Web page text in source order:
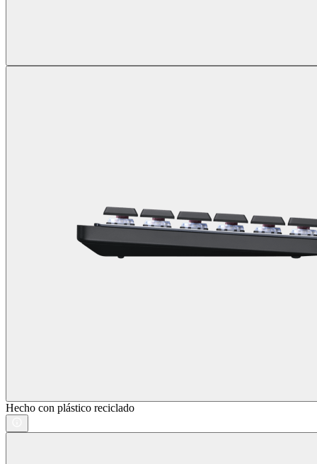
Hecho con plástico reciclado